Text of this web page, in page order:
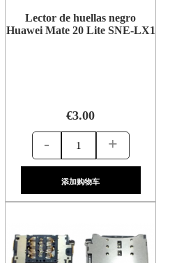
Lector de huellas negro
Huawei Mate 20 Lite SNE-LX1
€3.00
- +
添加购物车